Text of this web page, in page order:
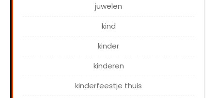
juwelen
kind
kinder
kinderen
kinderfeestje thuis